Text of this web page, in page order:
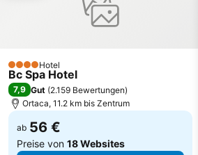
4 SterneHotel
Bc Spa Hotel
7,9 Gut (2.159 Bewertungen)
Ortaca, 11.2 km bis Zentrum
ab 56 €
Preise von 18 Websites